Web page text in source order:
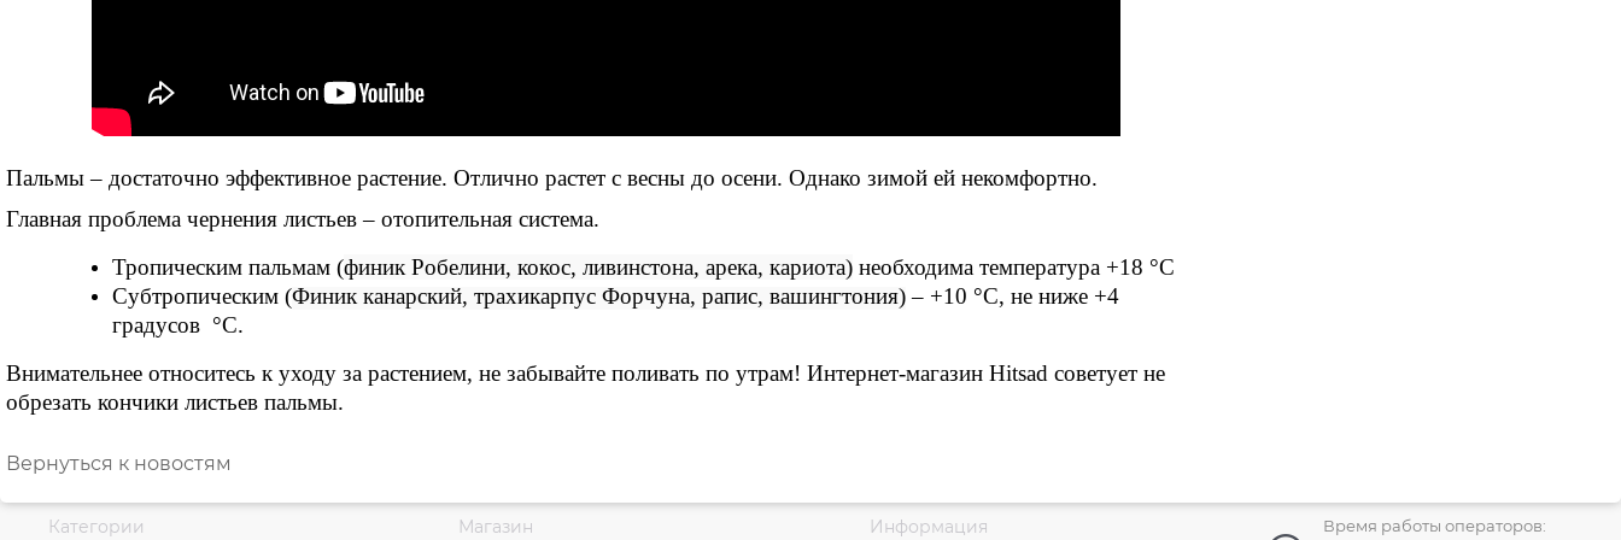
Пальмы – достаточно эффективное растение. Отлично растет с весны до осени. Однако зимой ей некомфортно.
Главная проблема чернения листьев – отопительная система.
Тропическим пальмам (финик Робелини, кокос, ливинстона, арека, кариота) необходима температура +18 °C
Субтропическим (Финик канарский, трахикарпус Форчуна, рапис, вашингтония)– +10 °C, не ниже +4
градусов °C.
Внимательнее относитесь к уходу за растением, не забывайте поливать по утрам! Интернет-магазин Hitsad советует не
обрезать кончики листьев пальмы.
Вернуться к новостям
Категории Магазин Информация
Время работы операторов: